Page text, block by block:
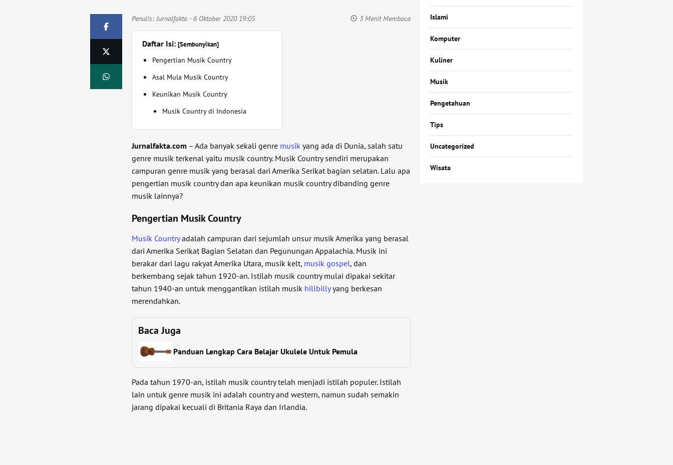
Penulis: Jurnalfakta - 6 Oktober 2020 19:05 3 Menit Membaca
Daftar Isi:[Sembunyikan]
Pengertian Musik Country
Asal Mula Musik Country
Keunikan Musik Country
Musik Country di Indonesia
Jurnalfakta.com – Ada banyak sekali genre musik yang ada di Dunia, salah satu
genre musik terkenal yaitu musik country. Musik Country sendiri merupakan
campuran genre musik yang berasal dari Amerika Serikat bagian selatan. Lalu apa
pengertian musik country dan apa keunikan musik country dibanding genre
musik lainnya?
Pengertian Musik Country
Musik Countryadalah campuran dari sejumlah unsur musik Amerika yang berasal
dari Amerika Serikat Bagian Selatan dan Pegunungan Appalachia. Musik ini
berakar dari lagu rakyat Amerika Utara, musik kelt, musik gospel, dan
berkembang sejak tahun 1920-an. Istilah musik country mulai dipakai sekitar
tahun 1940-an untuk menggantikan istilah musik hillbillyyang berkesan
merendahkan.
Baca Juga
Panduan Lengkap Cara Belajar Ukulele Untuk Pemula
Pada tahun 1970-an, istilah musik country telah menjadi istilah populer. Istilah
lain untuk genre musik ini adalah country and western, namun sudah semakin
jarang dipakai kecuali di Britania Raya dan Irlandia.
Islami
Komputer
Kuliner
Musik
Pengetahuan
Tips
Uncategorized
Wisata